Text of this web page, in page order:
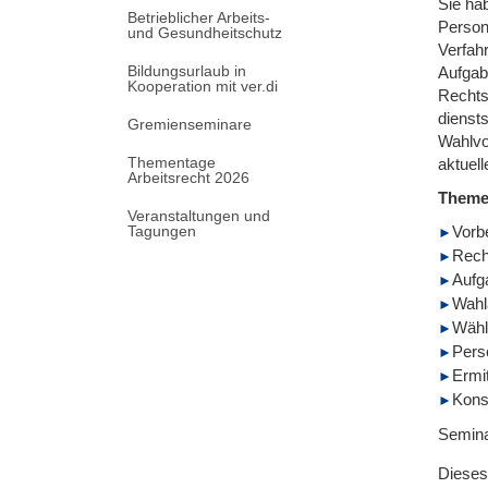
Betrieblicher Arbeits-
und Gesundheitschutz
Bildungsurlaub in
Kooperation mit ver.di
Gremienseminare
Thementage
Arbeitsrecht 2026
Veranstaltungen und
Tagungen
Sie